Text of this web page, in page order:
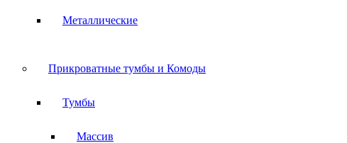
Металлические
Прикроватные тумбы и Комоды
Тумбы
Массив